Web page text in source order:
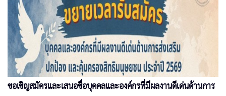
ขอเชิญสมัครและเสนอชื่อบุคคลและองค์กรที่มีผลงานดีเด่นด้านการ